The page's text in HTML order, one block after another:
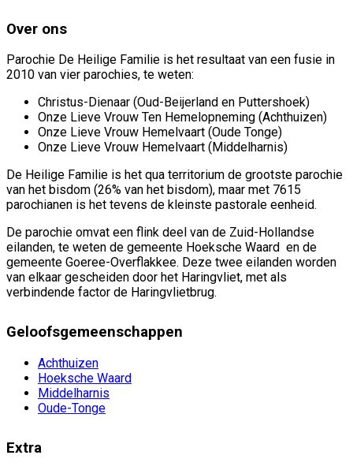
Over ons
Parochie De Heilige Familie is het resultaat van een fusie in
2010 van vier parochies, te weten:
Christus-Dienaar (Oud-Beijerland en Puttershoek)
Onze Lieve Vrouw Ten Hemelopneming (Achthuizen)
Onze Lieve Vrouw Hemelvaart (Oude Tonge)
Onze Lieve Vrouw Hemelvaart (Middelharnis)
De Heilige Familie is het qua territorium de grootste parochie
van het bisdom (26% van het bisdom), maar met 7615
parochianen is het tevens de kleinste pastorale eenheid.
De parochie omvat een flink deel van de Zuid-Hollandse
eilanden, te weten de gemeente Hoeksche Waard en de
gemeente Goeree-Overflakkee. Deze twee eilanden worden
van elkaar gescheiden door het Haringvliet, met als
verbindende factor de Haringvlietbrug.
Geloofsgemeenschappen
Achthuizen
Hoeksche Waard
Middelharnis
Oude-Tonge
Extra